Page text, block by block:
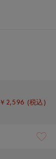
￥2,596 (税込)